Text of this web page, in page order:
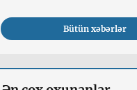
Bütün xəbərlər